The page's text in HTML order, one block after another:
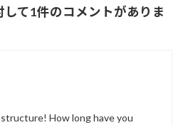
して1件のコメントがありま
How long have you